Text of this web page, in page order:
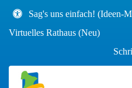
Sag's uns einfach! (Ideen-
Virtuelles Rathaus (Neu)